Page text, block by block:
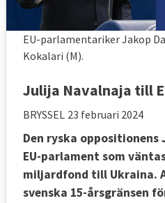
EU-parlamentariker Jakop
Kokalari (M).
Julija Navalnaja till
BRYSSEL 23 februari 2024
Den ryska
EU-parlament som
miljardfond till Ukraina.
svenska 15-årsgränsen